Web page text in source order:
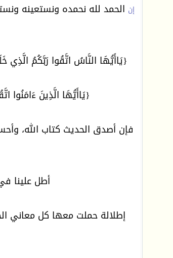
إن الحمد لله نحمده ونستعينه
{يَاأَيُّهَا النَّاسُ اتَّقُوا رَبَّكُمُ
{يَاأَيُّهَا الَّذِينَ
فإن أصدق الحديث كتاب الله،
أطل علينا
إطلالة حملت معها كل معاني